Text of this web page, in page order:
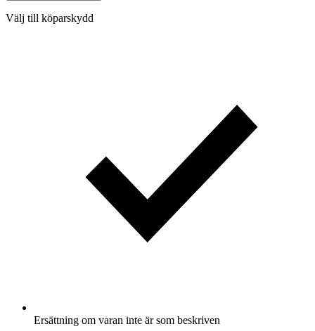
Välj till köparskydd
Ersättning om varan inte är som beskriven